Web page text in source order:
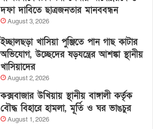
দফা দাবিতে ছাত্রজনতার মানববন্ধন
August 3, 2026
ইচ্ছালছড়া খাসিয়া পুঞ্জিতে পান গাছ কাটার
অভিযোগ, উচ্ছেদের ষড়যন্ত্রের আশঙ্কা স্থানীয়
খাসিয়াদের
August 2, 2026
কক্সবাজার উখিয়ায় স্থানীয় বাঙ্গালী কর্তৃক
বৌদ্ধ বিহারে হামলা, মূর্তি ও ঘর ভাঙচুর
August 1, 2026